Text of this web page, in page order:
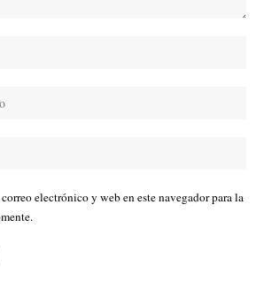
electrónico y web en este navegador para la